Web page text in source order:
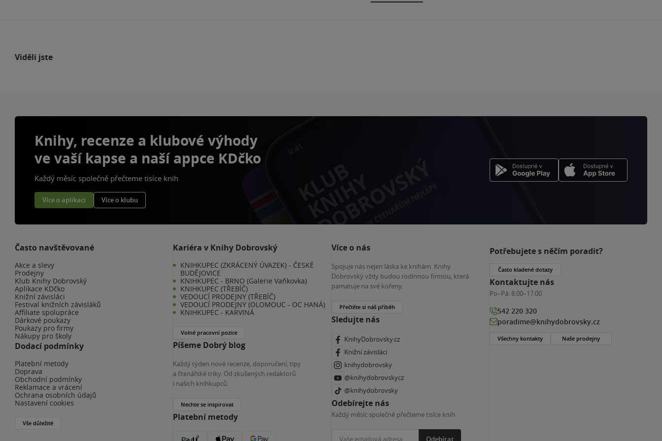
Viděli jste
Knihy, recenze a klubové výhody
ve vaší kapse a naší appce KDčko
Každý měsíc společně přečteme tisíce knih
Více o aplikaci Více o klubu
Často navštěvované
Akce a slevy
Prodejny
Klub Knihy Dobrovský
Aplikace KDčko
Knižní závisláci
Festival knižních závisláků
Affiliate spolupráce
Dárkové poukazy
Poukazy pro firmy
Nákupy pro školy
Dodací podmínky
Platební metody
Doprava
Obchodní podmínky
Reklamace a vrácení
Ochrana osobních údajů
Nastavení cookies
Vše důležité
Kariéra v Knihy Dobrovský
KNIHKUPEC (ZKRÁCENÝ ÚVAZEK) - ČESKÉ
BUDĚJOVICE
KNIHKUPEC - BRNO (Galerie Vaňkovka)
KNIHKUPEC (TŘEBÍČ)
VEDOUCÍ PRODEJNY (TŘEBÍČ)
VEDOUCÍ PRODEJNY (OLOMOUC - OC HANÁ)
KNIHKUPEC - KARVINÁ
Volné pracovní pozice
Píšeme Dobrý blog
Každý týden nové recenze, doporučení, tipy
a čtenářské triky. Od zkušených redaktorů
i našich knihkupců.
Nechte se inspirovat
Platební metody
Více o nás
Spojuje nás nejen láska ke knihám. Knihy
Dobrovský vždy budou rodinnou firmou, která
pamatuje na své kořeny.
Přečtěte si náš příběh
Sledujte nás
KnihyDobrovsky.cz
Knižní závisláci
knihydobrovsky
@knihydobrovskycz
@knihydobrovsky
Odebírejte nás
Každý měsíc společně přečteme tisíce knih
Odebírat
Potřebujete s něčím poradit?
Často kladené dotazy
Kontaktujte nás
Po–Pá: 8:00–17:00
542 220 320
poradime@knihydobrovsky.cz
Všechny kontakty Naše prodejny